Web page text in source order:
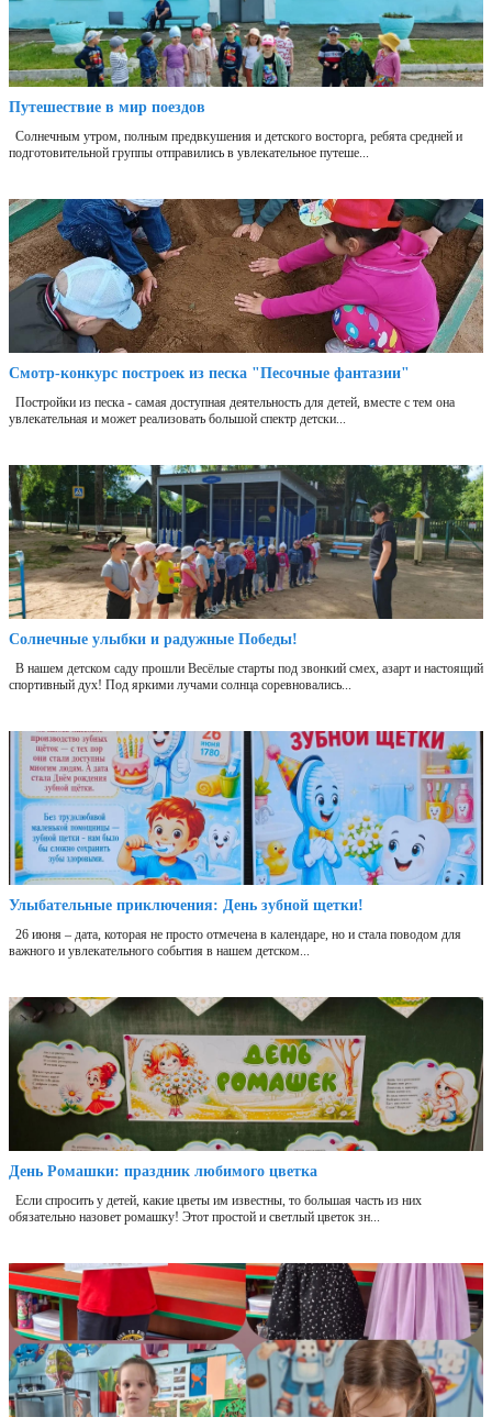
Путешествие в мир поездов
Солнечным утром, полным предвкушения и детского восторга, ребята средней и
подготовительной группы отправились в увлекательное путеше...
Смотр-конкурс построек из песка "Песочные фантазии"
Постройки из песка - самая доступная деятельность для детей, вместе с тем она
увлекательная и может реализовать большой спектр детски...
Солнечные улыбки и радужные Победы!
В нашем детском саду прошли Весёлые старты под звонкий смех, азарт и настоящий
спортивный дух! Под яркими лучами солнца соревновались...
Улыбательные приключения: День зубной щетки!
26 июня – дата, которая не просто отмечена в календаре, но и стала поводом для
важного и увлекательного события в нашем детском...
День Ромашки: праздник любимого цветка
Если спросить у детей, какие цветы им известны, то большая часть из них
обязательно назовет ромашку! Этот простой и светлый цветок зн...